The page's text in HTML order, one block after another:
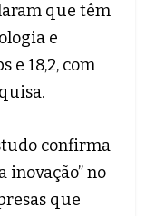
que têm
e
e 18,2, com
confirma
inovação” no
que